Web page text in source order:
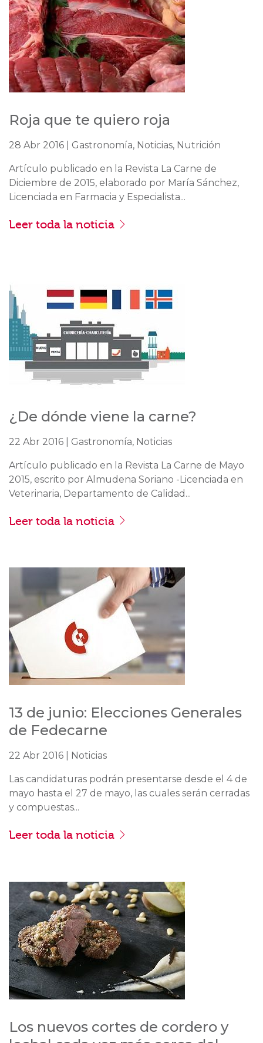
Roja que te quiero roja
28 Abr 2016 | Gastronomía, Noticias, Nutrición
Artículo publicado en la Revista La Carne de
Diciembre de 2015, elaborado por María Sánchez,
Licenciada en Farmacia y Especialista...
Leer toda la noticia
¿De dónde viene la carne?
22 Abr 2016 | Gastronomía, Noticias
Artículo publicado en la Revista La Carne de Mayo
2015, escrito por Almudena Soriano -Licenciada en
Veterinaria, Departamento de Calidad...
Leer toda la noticia
13 de junio: Elecciones Generales
de Fedecarne
22 Abr 2016 | Noticias
Las candidaturas podrán presentarse desde el 4 de
mayo hasta el 27 de mayo, las cuales serán cerradas
y compuestas...
Leer toda la noticia
Los nuevos cortes de cordero y